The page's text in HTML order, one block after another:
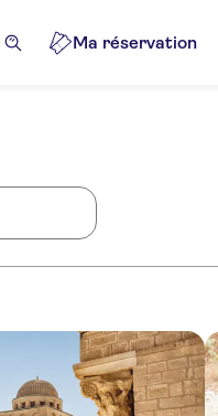
Ma réservation